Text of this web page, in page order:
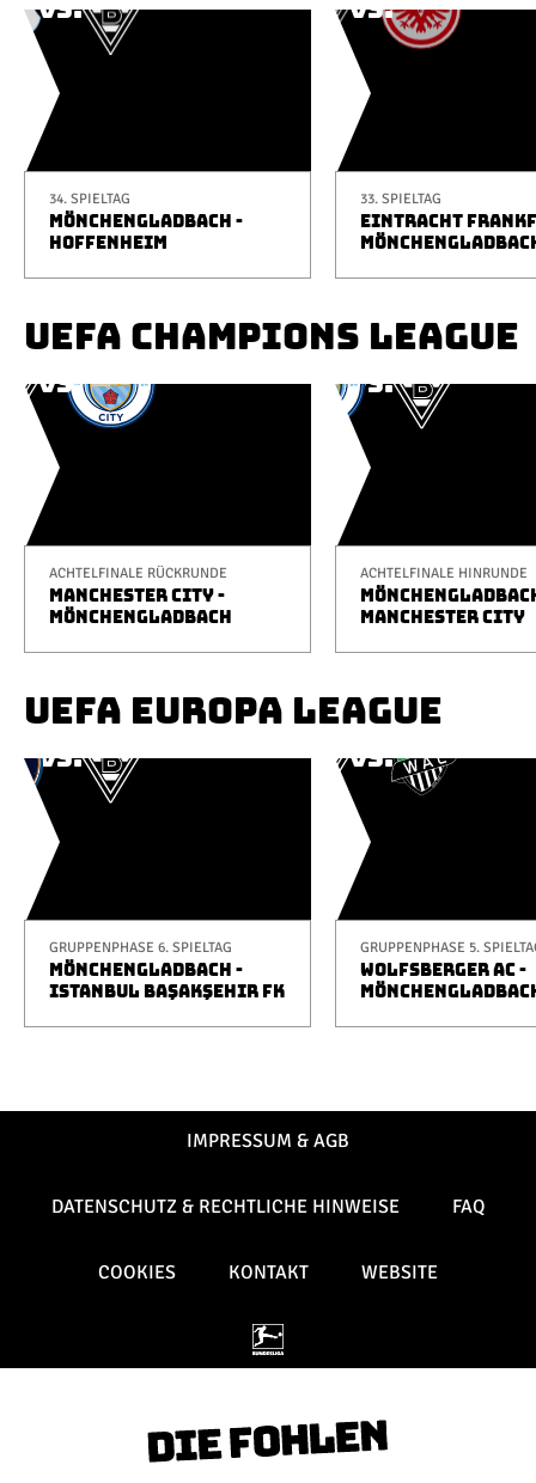
34. SPIELTAG
MÖNCHENGLADBACH -
HOFFENHEIM
33. SPIELTAG
EINTRACHT
UEFA CHAMPIONS LEAGUE
ACHTELFINALE RÜCKRUNDE
MANCHESTER CITY -
MÖNCHENGLADBACH
ACHTELFINALE HINRUNDE
MANCHESTER CITY
UEFA EUROPA LEAGUE
GRUPPENPHASE 6. SPIELTAG
MÖNCHENGLADBACH -
ISTANBUL BAŞAKŞEHIR FK
GRUPPENPHASE 5.
WOLFSBERGER AC -
IMPRESSUM & AGB
DATENSCHUTZ & RECHTLICHE HINWEISE FAQ
COOKIES KONTAKT WEBSITE